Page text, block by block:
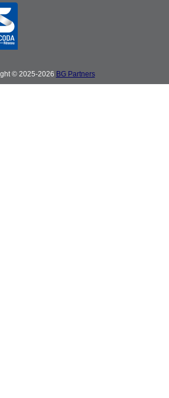
© 2025-2026 BG Partners